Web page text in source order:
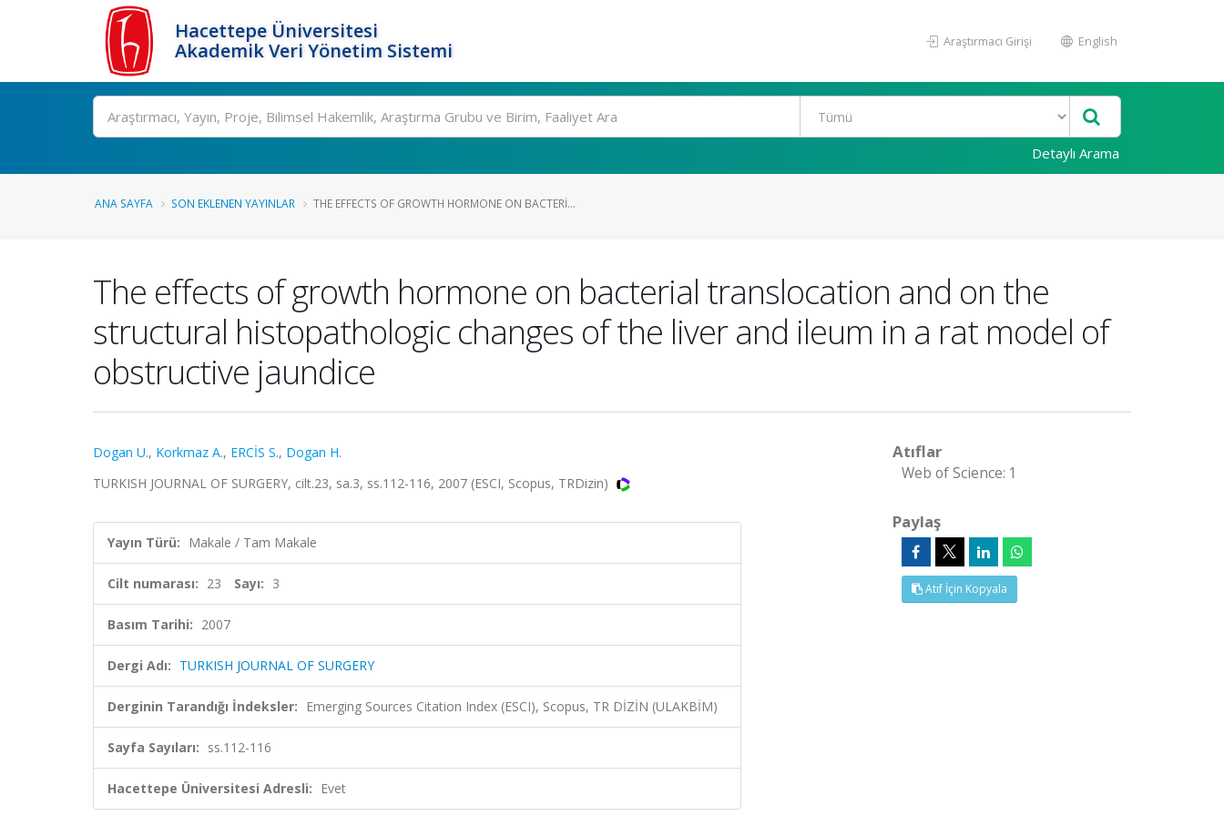
Hacettepe Üniversitesi
Akademik Veri Yönetim Sistemi
Araştırmacı Girişi English
Ara
Detaylı Arama
ANA SAYFA SON EKLENEN YAYINLAR THE EFFECTS OF GROWTH HORMONE ON BACTERI...
The effects of growth hormone on bacterial translocation and on the
structural histopathologic changes of the liver and ileum in a rat model of
obstructive jaundice
Dogan U., Korkmaz A., ERCİS S., Dogan H.
TURKISH JOURNAL OF SURGERY, cilt.23, sa.3, ss.112-116, 2007 (ESCI, Scopus, TRDizin)
Yayın Türü: Makale / Tam Makale
Cilt numarası: 23 Sayı: 3
Basım Tarihi: 2007
Dergi Adı: TURKISH JOURNAL OF SURGERY
Derginin Tarandığı İndeksler: Emerging Sources Citation Index (ESCI), Scopus, TR DİZİN (ULAKBİM)
Sayfa Sayıları: ss.112-116
Hacettepe Üniversitesi Adresli: Evet
Atıflar
Web of Science: 1
Paylaş
Atıf İçin Kopyala